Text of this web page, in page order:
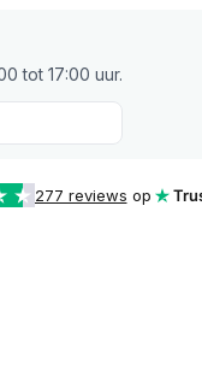
tot 17:00 uur.
277 reviews op